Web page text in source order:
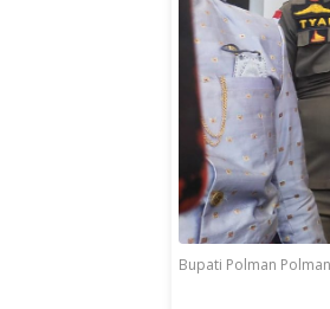
Bupati Polman